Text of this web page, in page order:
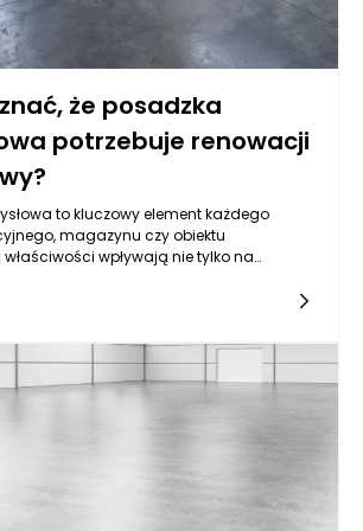
że posadzka
potrzebuje renowacji
to kluczowy element każdego
magazynu czy obiektu
wpływają nie tylko na
nad renowacją lub naprawą posadzki
zwrócić uwagę na kilka sygnałów, które
na konieczność podjęcia działań.